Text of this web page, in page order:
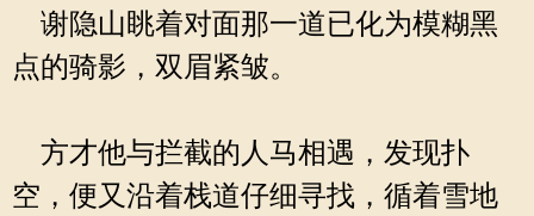
谢隐山眺着对面那一道已化为模糊黑
点的骑影，双眉紧皱。
方才他与拦截的人马相遇，发现扑
空，便又沿着栈道仔细寻找，循着雪地